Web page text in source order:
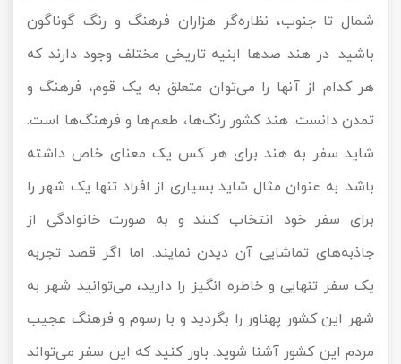
شمال تا جنوب، نظاره‌گر هزاران فرهنگ و رنگ گوناگون
باشید. در هند صدها ابنیه تاریخی مختلف وجود دارند که
هر کدام از آنها را می‌توان متعلق به یک قوم، فرهنگ و
تمدن دانست. هند کشور رنگ‌ها، طعم‌ها و فرهنگ‌ها است.
شاید سفر به هند برای هر کس یک معنای خاص داشته
باشد. به عنوان مثال شاید بسیاری از افراد تنها یک شهر را
برای سفر خود انتخاب کنند و به صورت خانوادگی از
جاذبه‌های تماشایی آن دیدن نمایند. اما اگر قصد تجربه
یک سفر تنهایی و خاطره انگیز را دارید، می‌توانید شهر به
شهر این کشور پهناور را بگردید و با رسوم و فرهنگ‌ عجیب
مردم این کشور آشنا شوید. باور کنید که این سفر می‌تواند